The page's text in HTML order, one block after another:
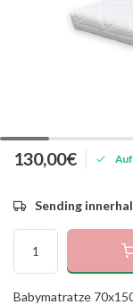
130,00€
Sending
Babymatratze